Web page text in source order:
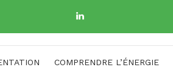
COMPRENDRE L’ÉNERGIE